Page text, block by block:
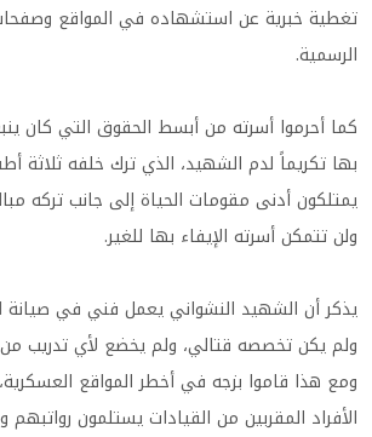
تغطية خبرية عن استشهاده في المواقع
الرسمية.
كما أحرموا أسرته من أبسط الحقوق التي كان
بها تكريماً لدم الشهيد، الذي ترك خلفه ثلاثة
يمتلكون أدنى مقومات الحياة إلى جانب تركه
ولن تتمكن أسرته الإيفاء بها للغير.
يذكر أن الشهيد النشواني يعمل فني في صيانة
ولم يكن تخصصه قتالي، ولم يخضع لأي تدريب من
ومع هذا قاموا بزجه في أخطر المواقع
الأفراد المقربين من القيادات يستلمون